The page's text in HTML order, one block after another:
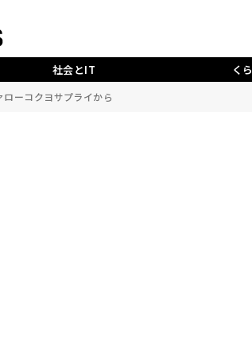
社会とIT く
ーコクヨサプライから